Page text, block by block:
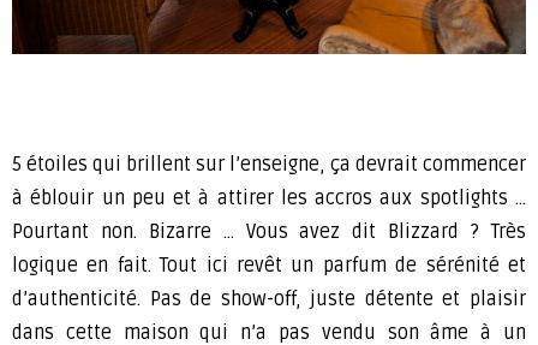
5 étoiles qui brillent sur l’enseigne, ça devrait commencer
à éblouir un peu et à attirer les accros aux spotlights …
Pourtant non. Bizarre … Vous avez dit Blizzard ? Très
logique en fait. Tout ici revêt un parfum de sérénité et
d’authenticité. Pas de show-off, juste détente et plaisir
dans cette maison qui n’a pas vendu son âme à un